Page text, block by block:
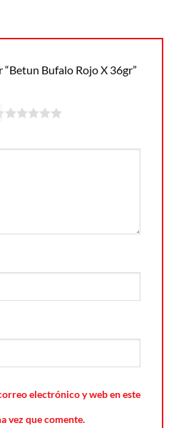
Bufalo Rojo X 36gr”
electrónico y web en este
vez que comente.